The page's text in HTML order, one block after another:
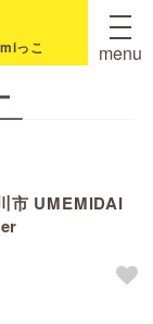
っこ menu
市 UMEMIDAI